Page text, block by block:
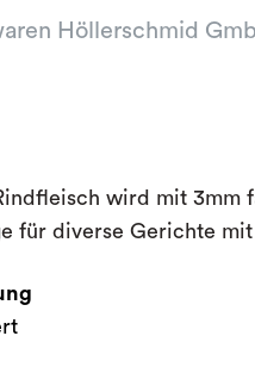
Höllerschmid
wird mit
für diverse Gerichte mit